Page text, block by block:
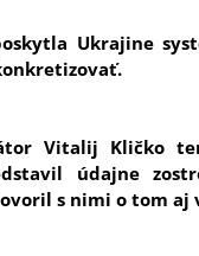
Ukrajine
Vitalij Kličko
údajne
s nimi o tom aj